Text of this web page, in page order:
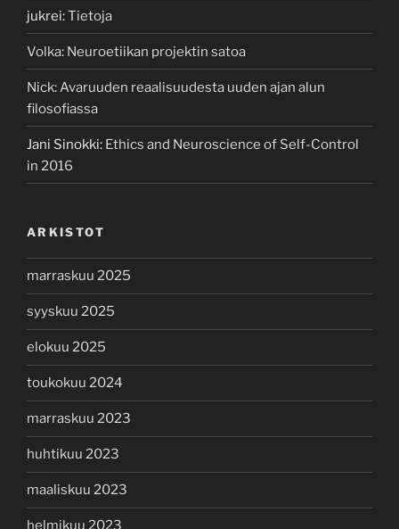
jukrei:Tietoja
Volka: Neuroetiikan projektin satoa
Nick: Avaruuden reaalisuudesta uuden ajan alun
filosofiassa
Jani Sinokki: Ethics and Neuroscience of Self-Control
in 2016
ARKISTOT
marraskuu 2025
syyskuu 2025
elokuu 2025
toukokuu 2024
marraskuu 2023
huhtikuu 2023
maaliskuu 2023
helmikuu 2023